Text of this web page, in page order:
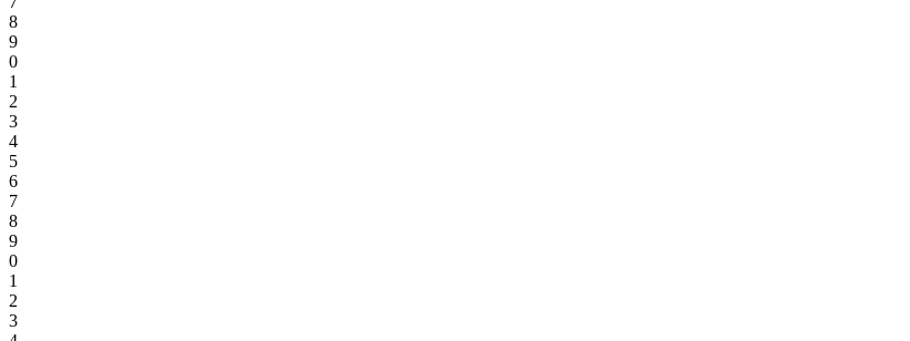
8
9
0
1
2
3
4
5
6
7
8
9
0
1
2
3